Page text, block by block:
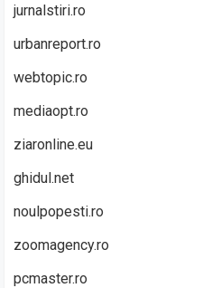
jurnalstiri.ro
urbanreport.ro
webtopic.ro
mediaopt.ro
ziaronline.eu
ghidul.net
noulpopesti.ro
zoomagency.ro
pcmaster.ro